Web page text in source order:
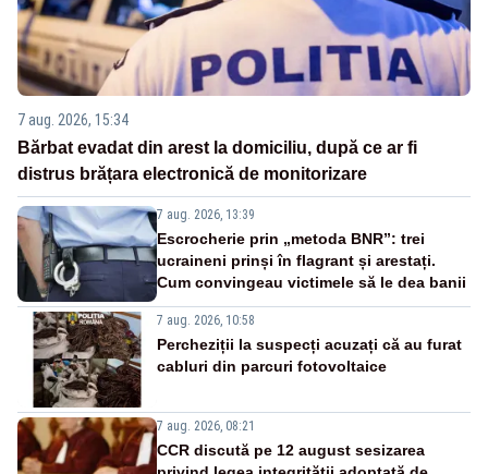
7 aug. 2026, 15:34
Bărbat evadat din arest la domiciliu, după ce ar fi
distrus brățara electronică de monitorizare
7 aug. 2026, 13:39
Escrocherie prin „metoda BNR”: trei
ucraineni prinși în flagrant și arestați.
Cum convingeau victimele să le dea banii
7 aug. 2026, 10:58
Percheziții la suspecți acuzați că au furat
cabluri din parcuri fotovoltaice
7 aug. 2026, 08:21
CCR discută pe 12 august sesizarea